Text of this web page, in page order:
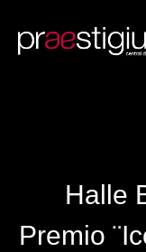
Halle
Premio